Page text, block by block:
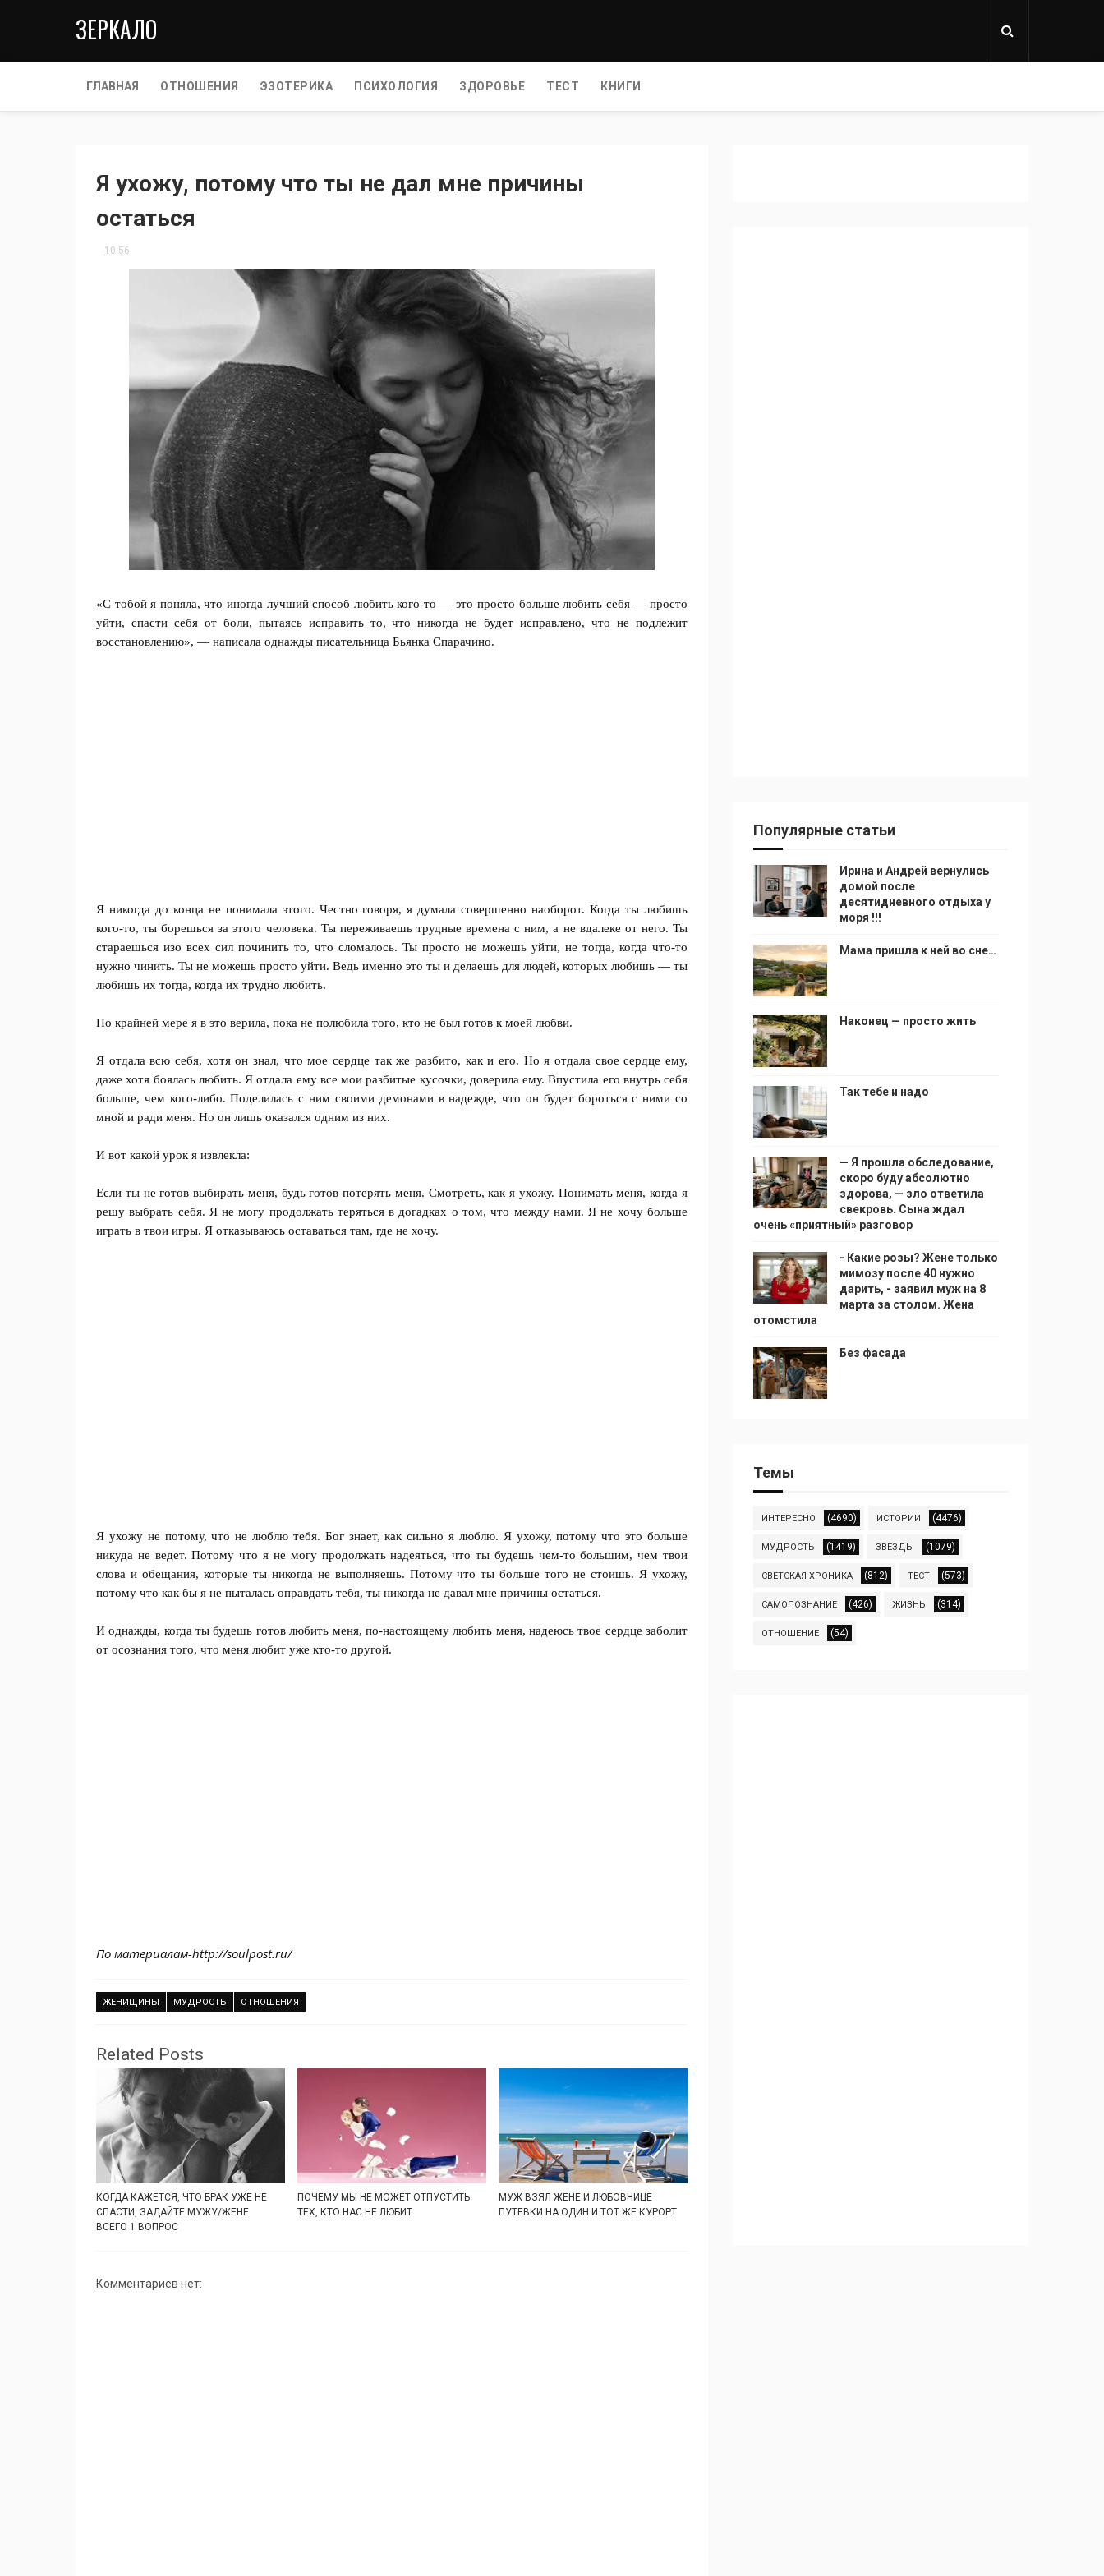
ЗЕРКАЛО
ГЛАВНАЯ ОТНОШЕНИЯ ЭЗОТЕРИКА ПСИХОЛОГИЯ ЗДОРОВЬЕ ТЕСТ КНИГИ
Я ухожу, потому что ты не дал мне причины
остаться
10:56
«С тобой я поняла, что иногда лучший способ любить кого-то — это просто больше любить себя — просто
уйти, спасти себя от боли, пытаясь исправить то, что никогда не будет исправлено, что не подлежит
восстановлению», — написала однажды писательница Бьянка Спарачино.
Я никогда до конца не понимала этого. Честно говоря, я думала совершенно наоборот. Когда ты любишь
кого-то, ты борешься за этого человека. Ты переживаешь трудные времена с ним, а не вдалеке от него. Ты
стараешься изо всех сил починить то, что сломалось. Ты просто не можешь уйти, не тогда, когда что-то
нужно чинить. Ты не можешь просто уйти. Ведь именно это ты и делаешь для людей, которых любишь — ты
любишь их тогда, когда их трудно любить.
По крайней мере я в это верила, пока не полюбила того, кто не был готов к моей любви.
Я отдала всю себя, хотя он знал, что мое сердце так же разбито, как и его. Но я отдала свое сердце ему,
даже хотя боялась любить. Я отдала ему все мои разбитые кусочки, доверила ему. Впустила его внутрь себя
больше, чем кого-либо. Поделилась с ним своими демонами в надежде, что он будет бороться с ними со
мной и ради меня. Но он лишь оказался одним из них.
И вот какой урок я извлекла:
Если ты не готов выбирать меня, будь готов потерять меня. Смотреть, как я ухожу. Понимать меня, когда я
решу выбрать себя. Я не могу продолжать теряться в догадках о том, что между нами. Я не хочу больше
играть в твои игры. Я отказываюсь оставаться там, где не хочу.
Я ухожу не потому, что не люблю тебя. Бог знает, как сильно я люблю. Я ухожу, потому что это больше
никуда не ведет. Потому что я не могу продолжать надеяться, что ты будешь чем-то большим, чем твои
слова и обещания, которые ты никогда не выполняешь. Потому что ты больше того не стоишь. Я ухожу,
потому что как бы я не пыталась оправдать тебя, ты никогда не давал мне причины остаться.
И однажды, когда ты будешь готов любить меня, по-настоящему любить меня, надеюсь твое сердце заболит
от осознания того, что меня любит уже кто-то другой.
По материалам-http://soulpost.ru/
ЖЕНИЩИНЫ МУДРОСТЬ ОТНОШЕНИЯ
Related Posts
КОГДА КАЖЕТСЯ, ЧТО БРАК УЖЕ НЕ
СПАСТИ, ЗАДАЙТЕ МУЖУ/ЖЕНЕ
ВСЕГО 1 ВОПРОС
ПОЧЕМУ МЫ НЕ МОЖЕТ ОТПУСТИТЬ
ТЕХ, КТО НАС НЕ ЛЮБИТ
МУЖ ВЗЯЛ ЖЕНЕ И ЛЮБОВНИЦЕ
ПУТЕВКИ НА ОДИН И ТОТ ЖЕ КУРОРТ
Комментариев нет:
Популярные статьи
Ирина и Андрей вернулись
домой после
десятидневного отдыха у
моря !!!
Мама пришла к ней во сне…
Наконец — просто жить
Так тебе и надо
— Я прошла обследование,
скоро буду абсолютно
здорова, — зло ответила
свекровь. Сына ждал
очень «приятный» разговор
- Какие розы? Жене только
мимозу после 40 нужно
дарить, - заявил муж на 8
марта за столом. Жена
отомстила
Без фасада
Темы
ИНТЕРЕСНО (4690) ИСТОРИИ (4476)
МУДРОСТЬ (1419) ЗВЕЗДЫ (1079)
СВЕТСКАЯ ХРОНИКА (812) ТЕСТ (573)
САМОПОЗНАНИЕ (426) ЖИЗНЬ (314)
ОТНОШЕНИЕ (54)